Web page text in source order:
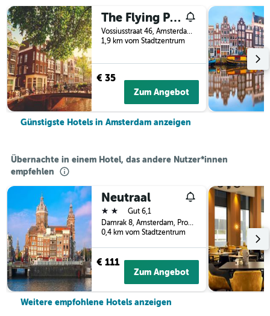
The Flying Pig Uptown Hostel
Vossiusstraat 46, Amsterdam, Provinz Nordholland, Niederlande
1,9 km vom Stadtzentrum
€ 35
Zum Angebot
Günstigste Hotels in Amsterdam anzeigen
Übernachte in einem Hotel, das andere Nutzer*innen
empfehlen
Neutraal
2 SterneGut 6,1
Damrak 8, Amsterdam, Provinz Nordholland, Niederlande
0,4 km vom Stadtzentrum
€ 111
Zum Angebot
Weitere empfohlene Hotels anzeigen